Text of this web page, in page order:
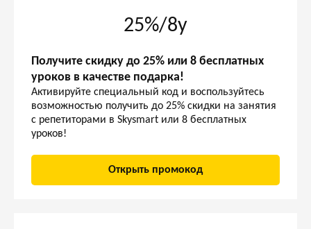
25%/8у
Получите скидку до 25% или 8 бесплатных
уроков в качестве подарка!
Активируйте специальный код и воспользуйтесь
возможностью получить до 25% скидки на занятия
с репетиторами в Skysmart или 8 бесплатных
уроков!
Открыть промокод